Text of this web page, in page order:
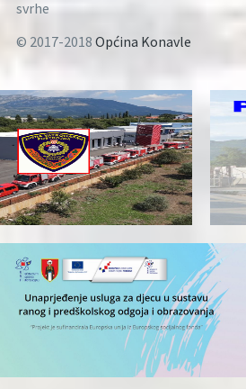
svrhe
© 2017-2018 Općina Konavle